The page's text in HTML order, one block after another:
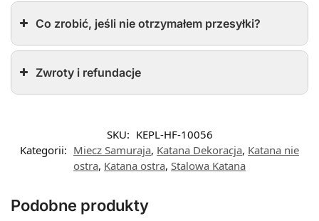
Co zrobić, jeśli nie otrzymałem przesyłki?
Zwroty i refundacje
SKU: KEPL-HF-10056
Kategorii: Miecz Samuraja, Katana Dekoracja, Katana nie
ostra, Katana ostra, Stalowa Katana
Podobne produkty